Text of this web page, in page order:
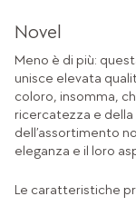
Novel
Meno è di più:
unisce elevata
coloro, insomma,
ricercatezza e
dell’assortimento
eleganza e il loro
Le caratteristiche